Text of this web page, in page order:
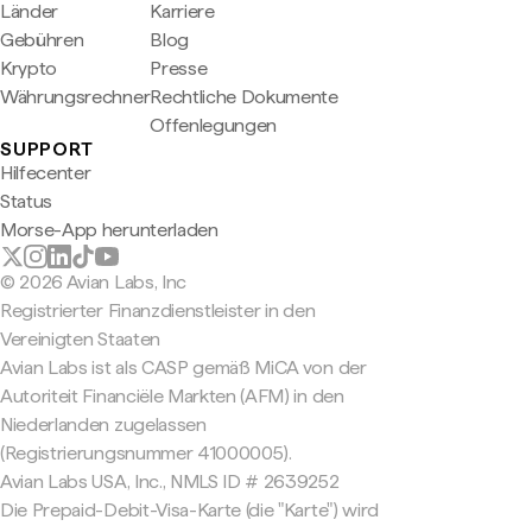
Länder
Gebühren
Krypto
Währungsrechner
Karriere
Blog
Presse
Rechtliche Dokumente
Offenlegungen
SUPPORT
Hilfecenter
Status
Morse-App herunterladen
© 2026 Avian Labs, Inc
Registrierter Finanzdienstleister in den
Vereinigten Staaten
Avian Labs ist als CASP gemäß MiCA von der
Autoriteit Financiële Markten (AFM) in den
Niederlanden zugelassen
(Registrierungsnummer 41000005).
Avian Labs USA, Inc., NMLS ID # 2639252
Die Prepaid-Debit-Visa-Karte (die "Karte") wird